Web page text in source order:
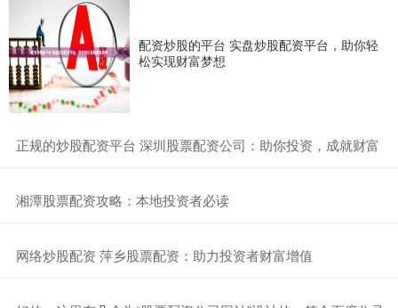
配资炒股的平台 实盘炒股配资平台，助你轻
松实现财富梦想
​正规的炒股配资平台 深圳股票配资公司：助你投资，成就财富
​湘潭股票配资攻略：本地投资者必读
​网络炒股配资 萍乡股票配资：助力投资者财富增值